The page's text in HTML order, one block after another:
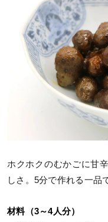
ホクホクのむかごに甘
しさ。5分で作れる一品
材料（3～4人分）